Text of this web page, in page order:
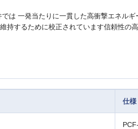
は 一発当たりに一貫した高衝撃エネル
持するために校正されています信頼性の
仕様